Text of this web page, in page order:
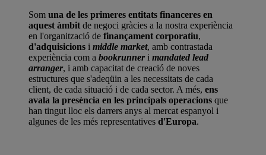
Som una de les primeres entitats financeres en
aquest àmbit de negoci gràcies a la nostra experiència
en l'organització de finançament corporatiu,
d'adquisicions i middle market, amb contrastada
experiència com a bookrunneri mandated lead
arranger, i amb capacitat de creació de noves
estructures que s'adeqüin a les necessitats de cada
client, de cada situació i de cada sector. A més, ens
avala la presència en les principals operacions que
han tingut lloc els darrers anys al mercat espanyol i
algunes de les més representatives d'Europa.